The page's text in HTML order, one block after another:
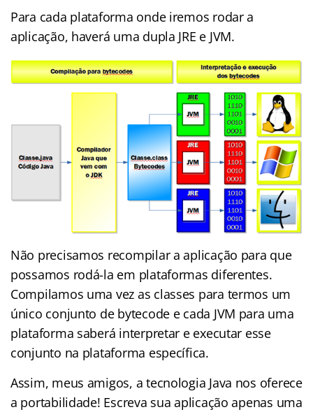
Para cada plataforma onde iremos rodar a
aplicação, haverá uma dupla JRE e JVM.
Não precisamos recompilar a aplicação para que
possamos rodá-la em plataformas diferentes.
Compilamos uma vez as classes para termos um
único conjunto de bytecode e cada JVM para uma
plataforma saberá interpretar e executar esse
conjunto na plataforma específica.
Assim, meus amigos, a tecnologia Java nos oferece
a portabilidade! Escreva sua aplicação apenas uma